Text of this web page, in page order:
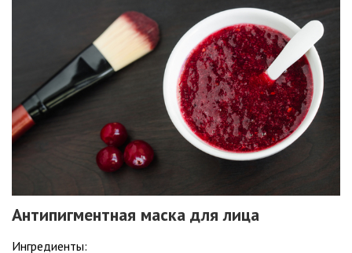
Антипигментная маска для лица
Ингредиенты: